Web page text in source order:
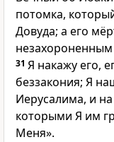
потомка,
Довуда; а его
31 Я накажу его,
беззакония; Я
Иерусалима, и
которыми Я им
Меня».